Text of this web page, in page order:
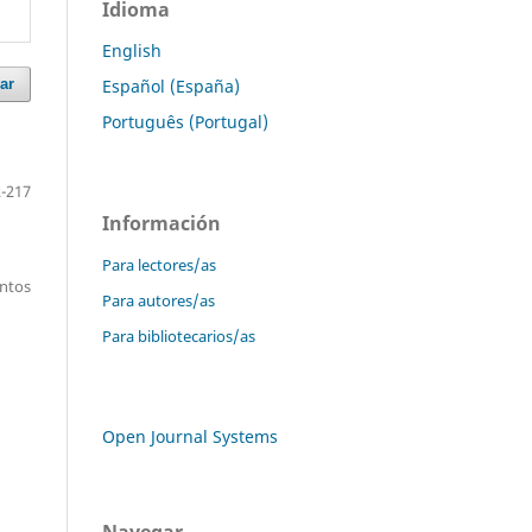
217
Idioma
English
Español (España)
Português (Portugal)
Información
Para lectores/as
Para autores/as
Para bibliotecarios/as
Open Journal Systems